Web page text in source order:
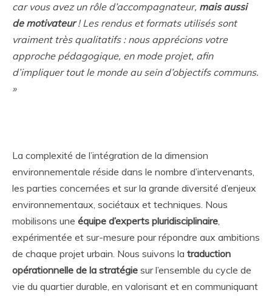
car vous avez un rôle d’accompagnateur, mais aussi
de motivateur!Les rendus et formats utilisés sont
vraiment très qualitatifs : nous apprécions votre
approche pédagogique, en mode projet, afin
d’impliquer tout le monde au sein d’objectifs communs.
»
La complexité de l’intégration de la dimension
environnementale réside dans le nombre d’intervenants,
les parties concernées et sur la grande diversité d’enjeux
environnementaux, sociétaux et techniques. Nous
mobilisons une équipe d’experts pluridisciplinaire,
expérimentée et sur-mesure pour répondre aux ambitions
de chaque projet urbain. Nous suivons la traduction
opérationnelle de la stratégie sur l’ensemble du cycle de
vie du quartier durable, en valorisant et en communiquant